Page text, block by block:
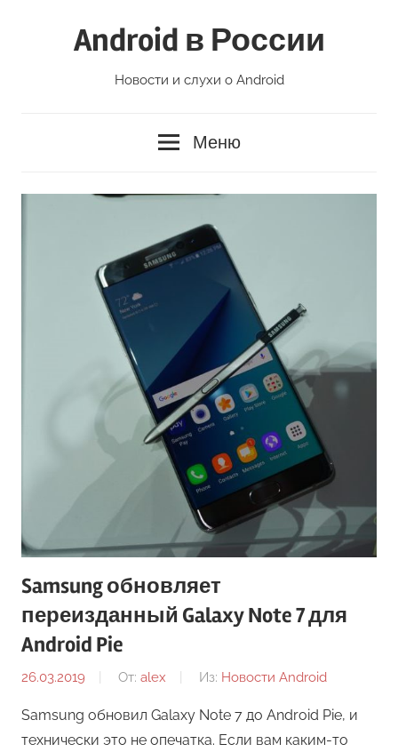
Android в России
Новости и слухи о Android
Меню
Samsung обновляет
переизданный Galaxy Note 7 для
Android Pie
26.03.2019 От: alex Из: Новости Android
Samsung обновил Galaxy Note 7 до Android Pie, и
технически это не опечатка. Если вам каким-то